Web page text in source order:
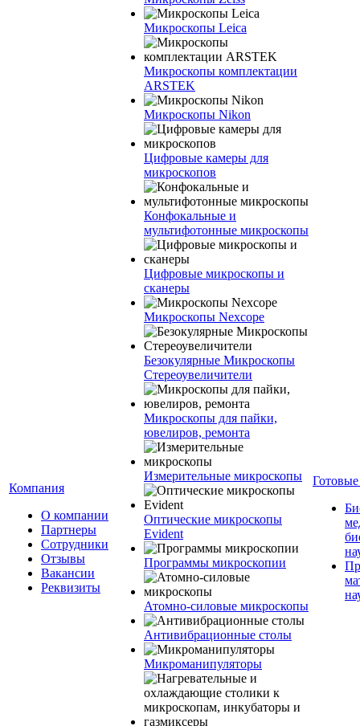
Компания
О компании
Партнеры
Сотрудники
Отзывы
Вакансии
Реквизиты
Микроскопы Leica
Микроскопы комплектации
ARSTEK
Микроскопы Nikon
Цифровые камеры для
микроскопов
Конфокальные и
мультифотонные микроскопы
Цифровые микроскопы и
сканеры
Микроскопы Nexcope
Безокулярные Микроскопы
Стереоувеличители
Микроскопы для пайки,
ювелиров, ремонта
Измерительные микроскопы
Оптические микроскопы
Evident
Программы микроскопии
Атомно-силовые микроскопы
Антивибрационные столы
Микроманипуляторы